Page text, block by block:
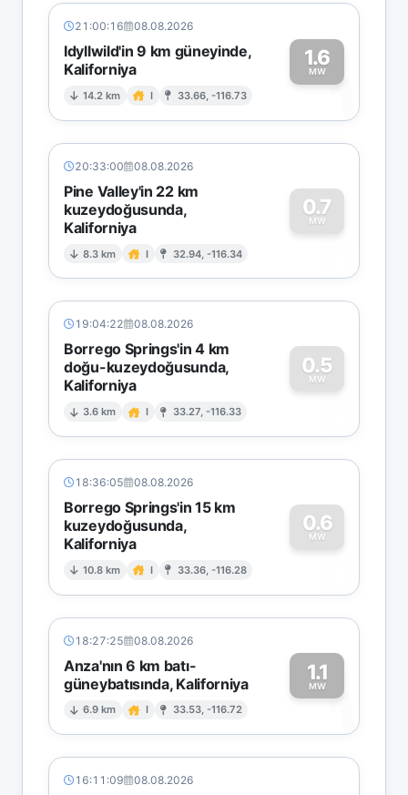
21:00:16 08.08.2026
Idyllwild'in 9 km güneyinde,
Kaliforniya
14.2 km I 33.66, -116.73
1.6
MW1
20:33:00 08.08.2026
Pine Valley'in 22 km
kuzeydoğusunda,
Kaliforniya
8.3 km I 32.94, -116.34
0.7
MW
0
19:04:22 08.08.2026
Borrego Springs'in 4 km
doğu-kuzeydoğusunda,
Kaliforniya
3.6 km I 33.27, -116.33
0.5
MW
0
18:36:05 08.08.2026
Borrego Springs'in 15 km
kuzeydoğusunda,
Kaliforniya
10.8 km I 33.36, -116.28
0.6
MW
0
18:27:25 08.08.2026
Anza'nın 6 km batı-
güneybatısında, Kaliforniya
6.9 km I 33.53, -116.72
1.1
MW1
16:11:09 08.08.2026